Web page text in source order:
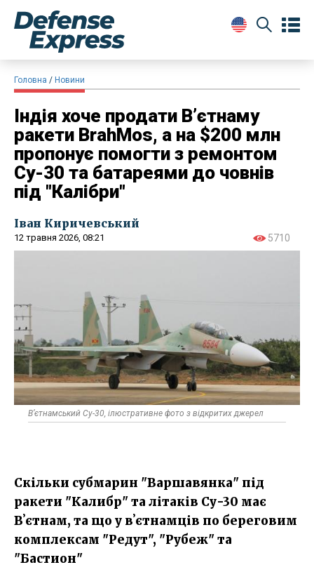
Головна Новини
Індія хоче продати Вʼєтнаму
ракети BrahMos, а на $200 млн
пропонує помогти з ремонтом
Су-30 та батареями до човнів
під "Калібри"
Іван Киричевський
12 травня 2026, 08:21 5710
Вʼєтнамський Су-30, ілюстративне фото з відкритих джерел
Скільки субмарин "Варшавянка" під
ракети "Калибр" та літаків Су-30 має
Вʼєтнам, та що у вʼєтнамців по береговим
комплексам "Редут", "Рубеж" та
"Бастион"